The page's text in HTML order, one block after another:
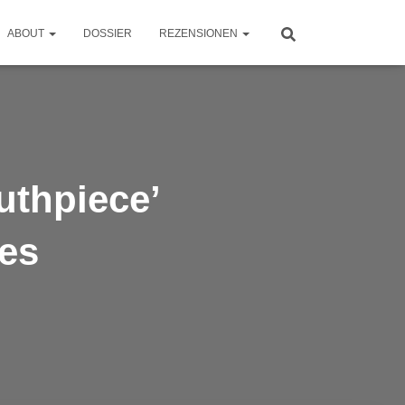
ABOUT DOSSIER REZENSIONEN